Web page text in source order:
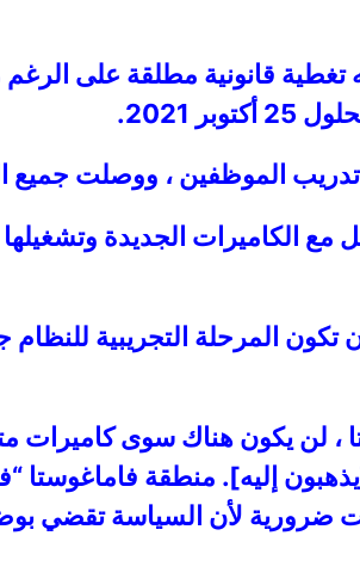
تغطية قانونية مطلقة على
2021.
تدريب الموظفين ، ووصلت
الكاميرات الجديدة
لن يكون هناك سوى كاميرات
إليه]. منطقة
ضرورية لأن السياسة تقضي